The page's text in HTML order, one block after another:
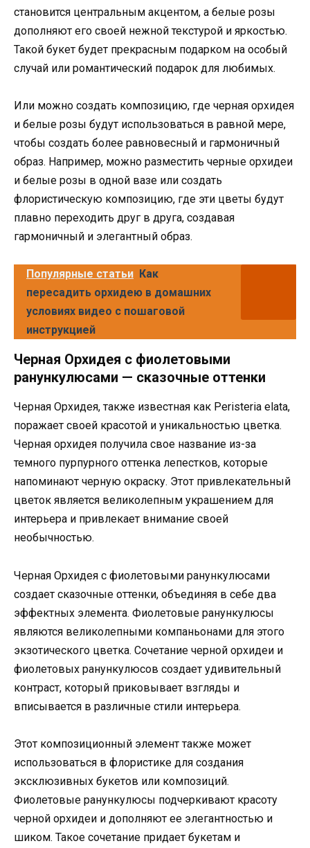
становится центральным акцентом, а белые розы
дополняют его своей нежной текстурой и яркостью.
Такой букет будет прекрасным подарком на особый
случай или романтический подарок для любимых.
Или можно создать композицию, где черная орхидея
и белые розы будут использоваться в равной мере,
чтобы создать более равновесный и гармоничный
образ. Например, можно разместить черные орхидеи
и белые розы в одной вазе или создать
флористическую композицию, где эти цветы будут
плавно переходить друг в друга, создавая
гармоничный и элегантный образ.
Популярные статьи Как
пересадить орхидею в домашних
условиях видео с пошаговой
инструкцией
Черная Орхидея с фиолетовыми
ранункулюсами — сказочные оттенки
Черная Орхидея, также известная как Peristeria elata,
поражает своей красотой и уникальностью цветка.
Черная орхидея получила свое название из-за
темного пурпурного оттенка лепестков, которые
напоминают черную окраску. Этот привлекательный
цветок является великолепным украшением для
интерьера и привлекает внимание своей
необычностью.
Черная Орхидея с фиолетовыми ранункулюсами
создает сказочные оттенки, объединяя в себе два
эффектных элемента. Фиолетовые ранункулюсы
являются великолепными компаньонами для этого
экзотического цветка. Сочетание черной орхидеи и
фиолетовых ранункулюсов создает удивительный
контраст, который приковывает взгляды и
вписывается в различные стили интерьера.
Этот композиционный элемент также может
использоваться в флористике для создания
эксклюзивных букетов или композиций.
Фиолетовые ранункулюсы подчеркивают красоту
черной орхидеи и дополняют ее элегантностью и
шиком. Такое сочетание придает букетам и